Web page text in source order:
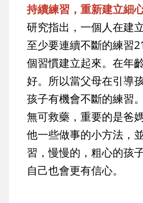
持續練習，重新建立細
研究指出，一個人在建
至少要連續不斷的練習
個習慣建立起來。在年
好。所以當父母在引導
孩子有機會不斷的練習
無可救藥，重要的是爸
他一些做事的小方法，
習，慢慢的，粗心的孩
自己也會更有信心。